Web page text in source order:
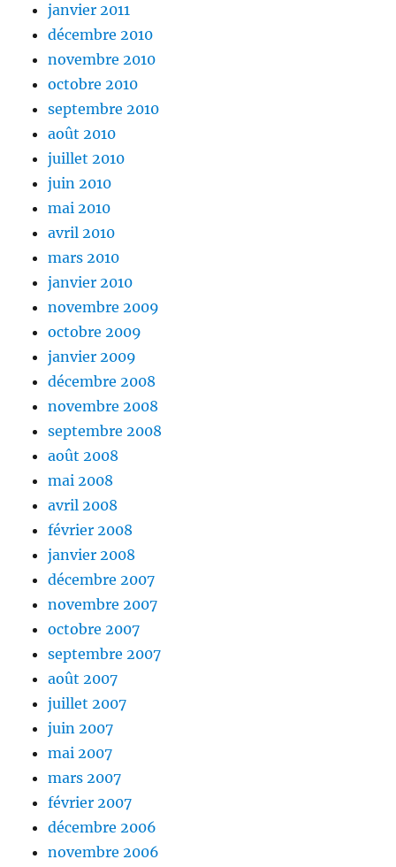
janvier 2011
décembre 2010
novembre 2010
octobre 2010
septembre 2010
août 2010
juillet 2010
juin 2010
mai 2010
avril 2010
mars 2010
janvier 2010
novembre 2009
octobre 2009
janvier 2009
décembre 2008
novembre 2008
septembre 2008
août 2008
mai 2008
avril 2008
février 2008
janvier 2008
décembre 2007
novembre 2007
octobre 2007
septembre 2007
août 2007
juillet 2007
juin 2007
mai 2007
mars 2007
février 2007
décembre 2006
novembre 2006